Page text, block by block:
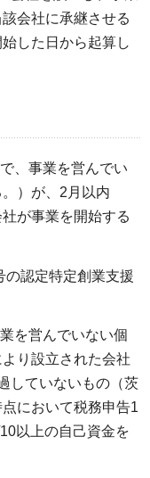
会社に承継させる
した日から起算し
、事業を営んでい
）が、2月以内
が事業を開始する
認定特定創業支援
を営んでいない個
り設立された会社
していないもの（茨
において税務申告1
以上の自己資金を